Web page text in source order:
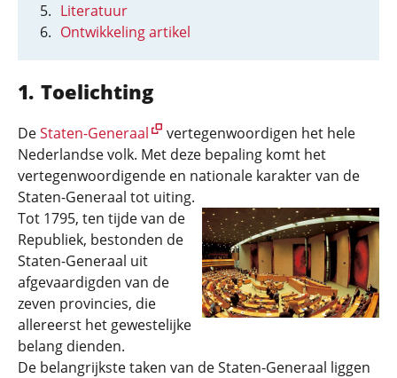
Literatuur
Ontwikkeling artikel
Toelichting
DeStaten-Generaal
vertegenwoordigen het hele
Nederlandse volk. Met deze bepaling komt het
vertegenwoordigende en nationale karakter van de
Staten-Generaal tot uiting.
Tot 1795, ten tijde van de
Republiek, bestonden de
Staten-Generaal uit
afgevaardigden van de
zeven provincies, die
allereerst het gewestelijke
belang dienden.
De belangrijkste taken van de Staten-Generaal liggen